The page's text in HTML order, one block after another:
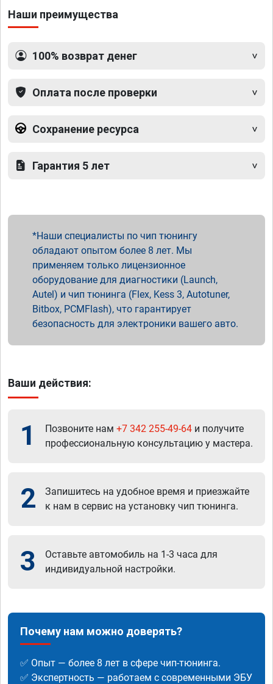
Наши преимущества
100% возврат денег
Оплата после проверки
Сохранение ресурса
Гарантия 5 лет
Наши специалисты по чип тюнингу
обладают опытом более 8 лет. Мы
применяем только лицензионное
оборудование для диагностики (Launch,
Autel) и чип тюнинга (Flex, Kess 3, Autotuner,
Bitbox, PCMFlash), что гарантирует
безопасность для электроники вашего авто.
Ваши действия:
1 Позвоните нам +7 342 255-49-64 и получите
профессиональную консультацию у мастера.
2
Запишитесь на удобное время и приезжайте
к нам в сервис на установку чип тюнинга.
3
Оставьте автомобиль на 1-3 часа для
индивидуальной настройки.
Почему нам можно доверять?
✅ Опыт — более 8 лет в сфере чип-тюнинга.
✅ Экспертность — работаем с современными ЭБУ